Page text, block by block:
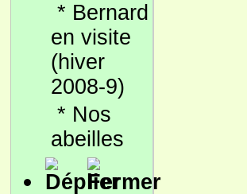
* Bernard
en visite
(hiver
2008-9)
* Nos
abeilles